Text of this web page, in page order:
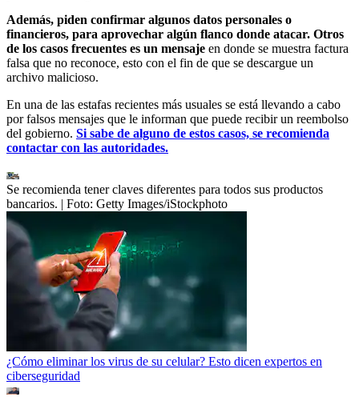
Además, piden confirmar algunos datos personales o
financieros, para aprovechar algún flanco donde atacar. Otros
de los casos frecuentes es un mensaje en donde se muestra factura
falsa que no reconoce, esto con el fin de que se descargue un
archivo malicioso.
En una de las estafas recientes más usuales se está llevando a cabo
por falsos mensajes que le informan que puede recibir un reembolso
del gobierno. Si sabe de alguno de estos casos, se recomienda
contactar con las autoridades.
Se recomienda tener claves diferentes para todos sus productos
bancarios. | Foto: Getty Images/iStockphoto
¿Cómo eliminar los virus de su celular? Esto dicen expertos en
ciberseguridad